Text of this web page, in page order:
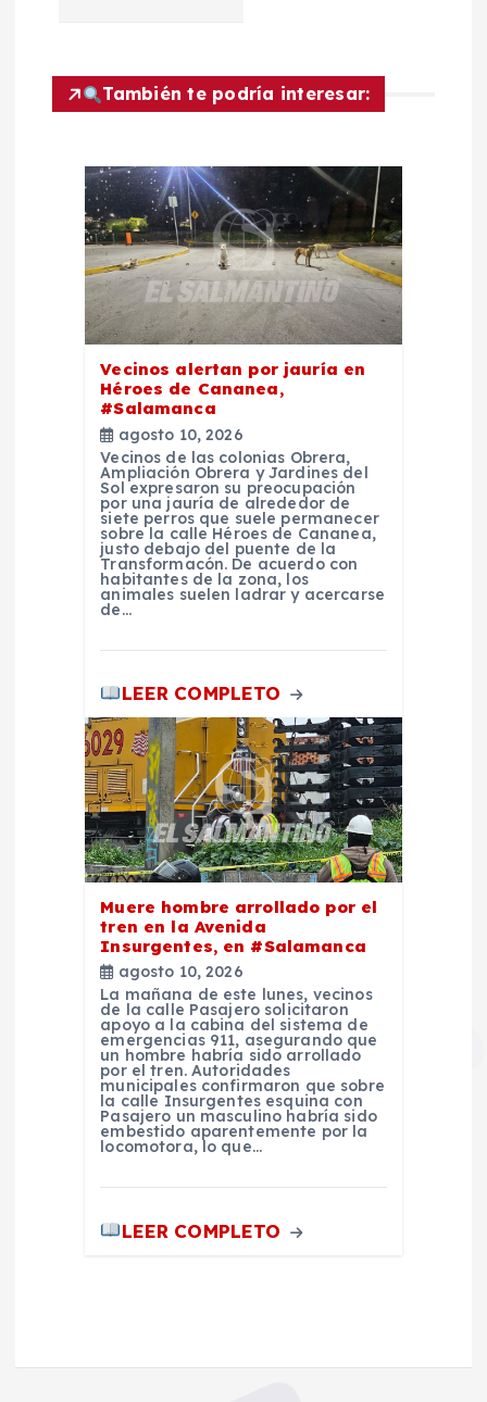
ó
n
También te podría interesar:
Vecinos alertan por jauría en
Héroes de Cananea,
#Salamanca
agosto 10, 2026
Vecinos de las colonias Obrera,
Ampliación Obrera y Jardines del
Sol expresaron su preocupación
por una jauría de alrededor de
siete perros que suele permanecer
sobre la calle Héroes de Cananea,
justo debajo del puente de la
Transformacón. De acuerdo con
habitantes de la zona, los
animales suelen ladrar y acercarse
de…
LEER COMPLETO
Muere hombre arrollado por el
tren en la Avenida
Insurgentes, en #Salamanca
agosto 10, 2026
La mañana de este lunes, vecinos
de la calle Pasajero solicitaron
apoyo a la cabina del sistema de
emergencias 911, asegurando que
un hombre habría sido arrollado
por el tren. Autoridades
municipales confirmaron que sobre
la calle Insurgentes esquina con
Pasajero un masculino habría sido
embestido aparentemente por la
locomotora, lo que…
LEER COMPLETO